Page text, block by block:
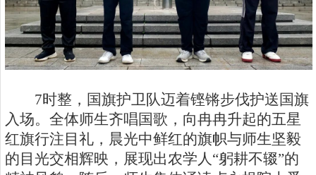
7时整，国旗护卫队迈着铿锵步伐护送国旗
入场。全体师生齐唱国歌，向冉冉升起的五星
红旗行注目礼，晨光中鲜红的旗帜与师生坚毅
的目光交相辉映，展现出农学人“躬耕不辍”的